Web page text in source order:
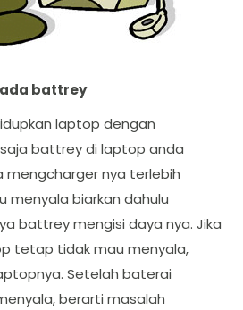
battrey
laptop dengan
battrey di laptop anda
mengcharger nya terlebih
menyala biarkan dahulu
battrey mengisi daya nya. Jika
tetap tidak mau menyala,
Setelah baterai
berarti masalah